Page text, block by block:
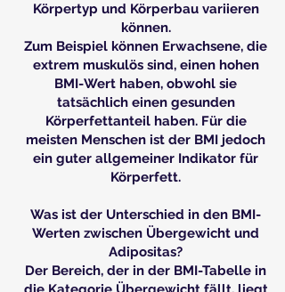
Körpertyp und Körperbau variieren
können.
Zum Beispiel können Erwachsene, die
extrem muskulös sind, einen hohen
BMI-Wert haben, obwohl sie
tatsächlich einen gesunden
Körperfettanteil haben. Für die
meisten Menschen ist der BMI jedoch
ein guter allgemeiner Indikator für
Körperfett.
Was ist der Unterschied in den BMI-
Werten zwischen Übergewicht und
Adipositas?
Der Bereich, der in der BMI-Tabelle in